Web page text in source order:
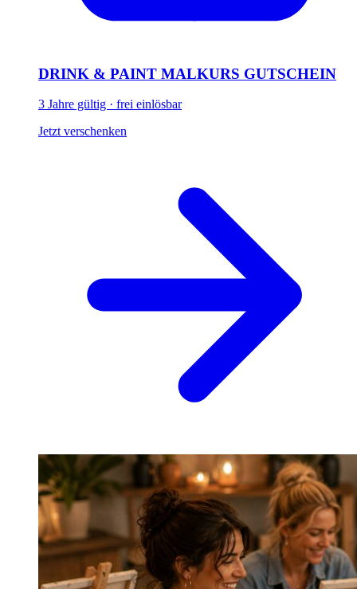
DRINK & PAINT MALKURS GUTSCHEIN
3 Jahre gültig · frei einlösbar
Jetzt verschenken